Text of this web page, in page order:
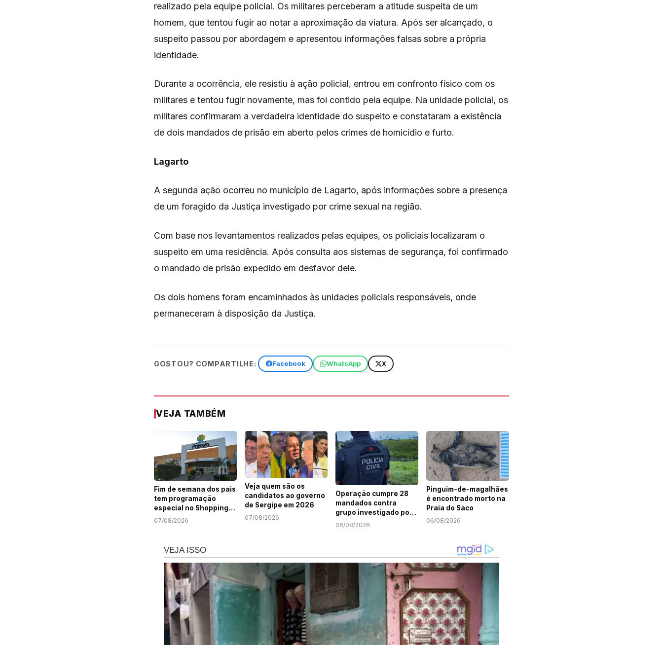
realizado pela equipe policial. Os militares perceberam a atitude suspeita de um
homem, que tentou fugir ao notar a aproximação da viatura. Após ser alcançado, o
suspeito passou por abordagem e apresentou informações falsas sobre a própria
identidade.
Durante a ocorrência, ele resistiu à ação policial, entrou em confronto físico com os
militares e tentou fugir novamente, mas foi contido pela equipe. Na unidade policial, os
militares confirmaram a verdadeira identidade do suspeito e constataram a existência
de dois mandados de prisão em aberto pelos crimes de homicídio e furto.
Lagarto
A segunda ação ocorreu no município de Lagarto, após informações sobre a presença
de um foragido da Justiça investigado por crime sexual na região.
Com base nos levantamentos realizados pelas equipes, os policiais localizaram o
suspeito em uma residência. Após consulta aos sistemas de segurança, foi confirmado
o mandado de prisão expedido em desfavor dele.
Os dois homens foram encaminhados às unidades policiais responsáveis, onde
permaneceram à disposição da Justiça.
GOSTOU? COMPARTILHE: Facebook WhatsApp X
VEJA TAMBÉM
Fim de semana dos pais
tem programação
especial no Shopping
Prêmio
07/08/2026
Veja quem são os
candidatos ao governo
de Sergipe em 2026
07/08/2026
Operação cumpre 28
mandados contra
grupo investigado por
roubo de cargas e
06/08/2026
Pinguim-de-magalhães
é encontrado morto na
Praia do Saco
06/08/2026